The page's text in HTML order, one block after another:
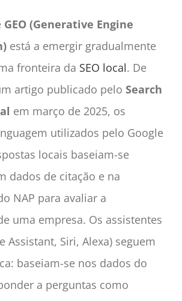
GEO (Generative Engine
está a emergir gradualmente
fronteira da SEO local. De
artigo publicado pelo Search
em março de 2025, os
utilizados pelo Google
locais baseiam-se
dados de citação e na
NAP para avaliar a
uma empresa. Os assistentes
Assistant, Siri, Alexa) seguem
baseiam-se nos dados do
a perguntas como